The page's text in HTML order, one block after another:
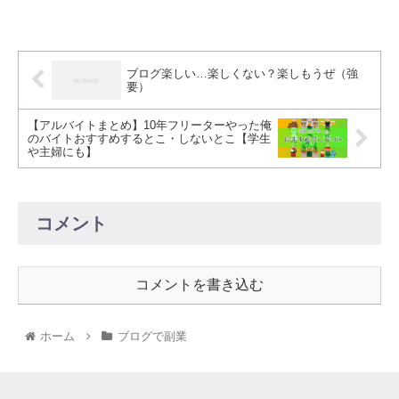
ブログ楽しい…楽しくない？楽しもうぜ（強
要）
【アルバイトまとめ】10年フリーターやった俺
のバイトおすすめするとこ・しないとこ【学生
や主婦にも】
コメント
コメントを書き込む
ホーム ブログで副業